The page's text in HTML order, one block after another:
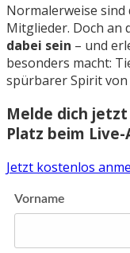
Normalerweise sind
Mitglieder. Doch an
dabei sein – und
besonders macht:
spürbarer Spirit
Melde dich
Platz beim Live-
Jetzt kostenlos
Vorname